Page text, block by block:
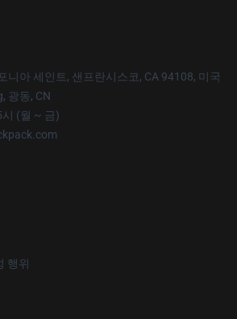
니아 세인트, 샌프란시스코, CA 94108, 미국
광동, CN
(월 ~ 금)
행위